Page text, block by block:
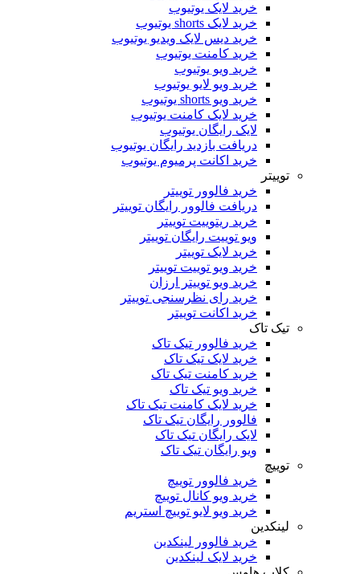
خرید لایک یوتیوب
خرید لایک shorts یوتیوب
خرید دیس لایک ویدیو یوتیوب
خرید کامنت یوتیوب
خرید ویو یوتیوب
خرید ویو لایو یوتیوب
خرید ویو shorts یوتیوب
خرید لایک کامنت یوتیوب
لایک رایگان یوتیوب
دریافت بازدید رایگان یوتیوب
خرید اکانت پرمیوم یوتیوب
توییتر
خرید فالوور توییتر
دریافت فالوور رایگان توییتر
خرید ریتوییت توییتر
ویو توییت رایگان توییتر
خرید لایک توییتر
خرید ویو توییت توییتر
خرید ویو توییتر ارزان
خرید رای نظرسنجی توییتر
خرید اکانت توییتر
تیک تاک
خرید فالوور تیک تاک
خرید لایک تیک تاک
خرید کامنت تیک ‌تاک
خرید ویو تیک تاک
خرید لایک کامنت تیک تاک
فالوور رایگان تیک تاک
لایک رایگان تیک تاک
ویو رایگان تیک تاک
توییچ
خرید فالوور توییچ
خرید ویو کانال توییچ
خرید ویو لایو توییچ استریم
لینکدین
خرید فالوور لینکدین
خرید لایک لینکدین